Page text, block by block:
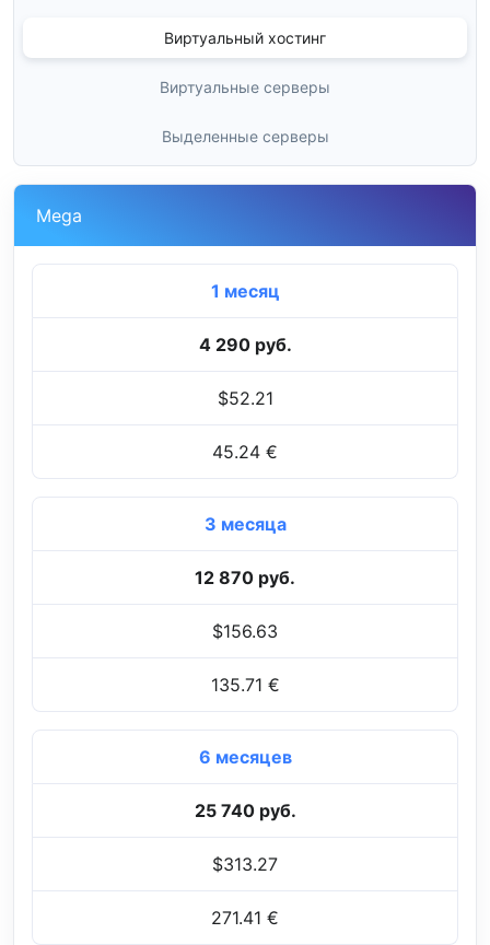
Виртуальный хостинг
Виртуальные серверы
Выделенные серверы
Mega
1 месяц
4 290 руб.
$52.21
45.24 €
3 месяца
12 870 руб.
$156.63
135.71 €
6 месяцев
25 740 руб.
$313.27
271.41 €